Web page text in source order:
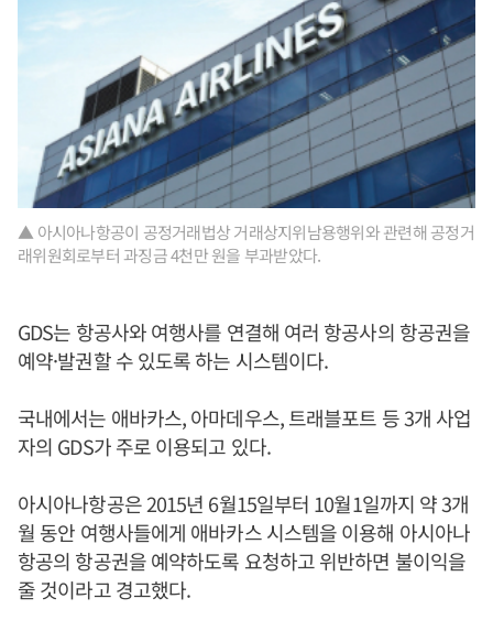
▲ 아시아나항공이 공정거래법상 거래상지위남용행위와 관련해 공정거
래위원회로부터 과징금 4천만 원을 부과받았다.
GDS는 항공사와 여행사를 연결해 여러 항공사의 항공권을
예약·발권할 수 있도록 하는 시스템이다.
국내에서는 애바카스, 아마데우스, 트래블포트 등 3개 사업
자의 GDS가 주로 이용되고 있다.
아시아나항공은 2015년 6월15일부터 10월1일까지 약 3개
월 동안 여행사들에게 애바카스 시스템을 이용해 아시아나
항공의 항공권을 예약하도록 요청하고 위반하면 불이익을
줄 것이라고 경고했다.